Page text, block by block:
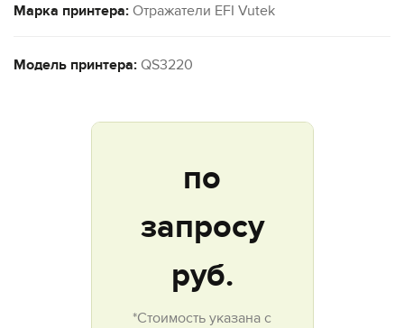
Марка принтера: Отражатели EFI Vutek
Модель принтера: QS3220
по
запросу
руб.
*Стоимость указана с